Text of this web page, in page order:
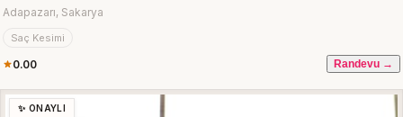
Adapazarı, Sakarya
Saç Kesimi
0.00 Randevu →
✨ ONAYLI